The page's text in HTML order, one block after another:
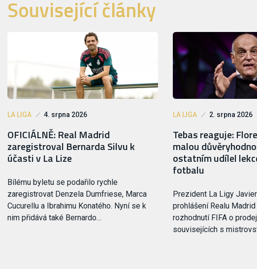
Související články
LA LIGA 4. srpna 2026
OFICIÁLNĚ: Real Madrid
zaregistroval Bernarda Silvu k
účasti v La Lize
Bílému byletu se podařilo rychle
zaregistrovat Denzela Dumfriese, Marca
Cucurellu a Ibrahimu Konatého. Nyní se k
nim přidává také Bernardo…
LA LIGA 2. srpna 2026
Tebas reaguje:
malou
ostatním udílel
fotbalu
Prezident La Ligy
prohlášení Realu
rozhodnutí FIFA o
souvisejících s